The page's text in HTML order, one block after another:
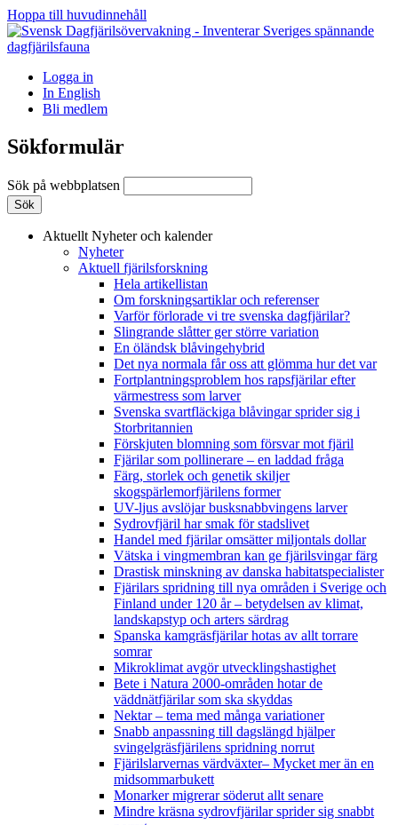
Hoppa till huvudinnehåll
Logga in
In English
Bli medlem
Sökformulär
Sök på webbplatsen
Aktuellt Nyheter och kalender
Nyheter
Aktuell fjärilsforskning
Hela artikellistan
Om forskningsartiklar och referenser
Varför förlorade vi tre svenska dagfjärilar?
Slingrande slåtter ger större variation
En öländsk blåvingehybrid
Det nya normala får oss att glömma hur det var
Fortplantningsproblem hos rapsfjärilar efter
värmestress som larver
Svenska svartfläckiga blåvingar sprider sig i
Storbritannien
Förskjuten blomning som försvar mot fjäril
Fjärilar som pollinerare – en laddad fråga
Färg, storlek och genetik skiljer
skogspärlemorfjärilens former
UV-ljus avslöjar busksnabbvingens larver
Sydrovfjäril har smak för stadslivet
Handel med fjärilar omsätter miljontals dollar
Vätska i vingmembran kan ge fjärilsvingar färg
Drastisk minskning av danska habitatspecialister
Fjärilars spridning till nya områden i Sverige och
Finland under 120 år– betydelsen av klimat,
landskapstyp och arters särdrag
Spanska kamgräsfjärilar hotas av allt torrare
somrar
Mikroklimat avgör utvecklingshastighet
Bete i Natura 2000-områden hotar de
väddnätfjärilar som ska skyddas
Nektar – tema med många variationer
Snabb anpassning till dagslängd hjälper
svingelgräsfjärilens spridning norrut
Fjärilslarvernas värdväxter– Mycket mer än en
midsommarbukett
Monarker migrerar söderut allt senare
Mindre kräsna sydrovfjärilar sprider sig snabbt